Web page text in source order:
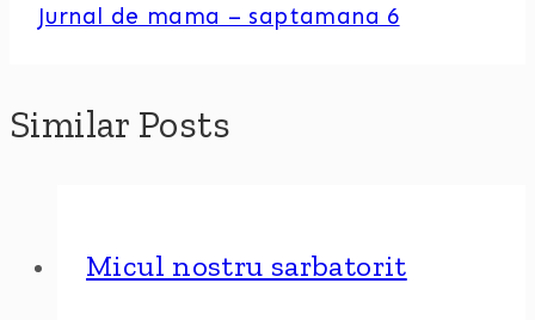
Jurnal de mama – saptamana 6
Similar Posts
Micul nostru sarbatorit